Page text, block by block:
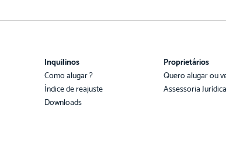
Inquilinos
Como alugar ?
Índice de reajuste
Downloads
Proprietários
Quero alugar ou
Assessoria